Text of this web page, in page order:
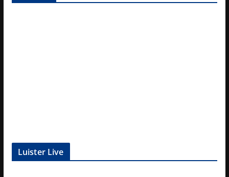
Luister Live